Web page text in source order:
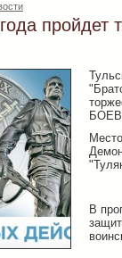
пройдет
В